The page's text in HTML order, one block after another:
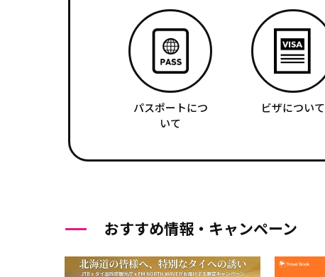
パスポートにつ
いて
ビザについて
おすすめ情報・キャンペーン